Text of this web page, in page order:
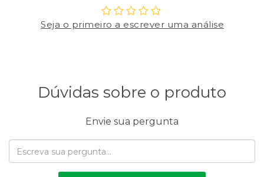
Seja o primeiro a escrever uma análise
Dúvidas sobre o produto
Envie sua pergunta